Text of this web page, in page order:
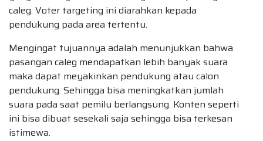
caleg. Voter targeting ini diarahkan kepada
pendukung pada area tertentu.
Mengingat tujuannya adalah menunjukkan bahwa
pasangan caleg mendapatkan lebih banyak suara
maka dapat meyakinkan pendukung atau calon
pendukung. Sehingga bisa meningkatkan jumlah
suara pada saat pemilu berlangsung. Konten seperti
ini bisa dibuat sesekali saja sehingga bisa terkesan
istimewa.